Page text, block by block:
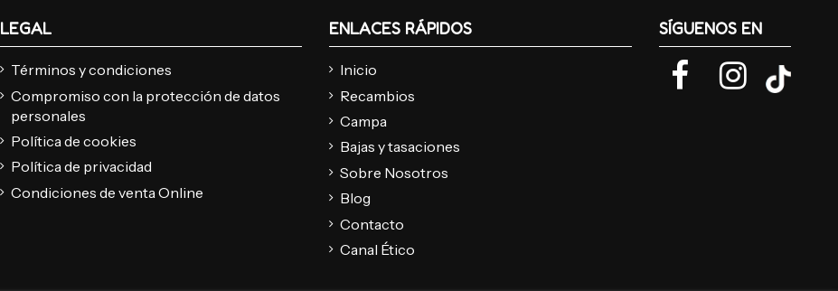
LEGAL
Términos y condiciones
Compromiso con la protección de datos
personales
Política de cookies
Política de privacidad
Condiciones de venta Online
ENLACES RÁPIDOS
Inicio
Recambios
Campa
Bajas y tasaciones
Sobre Nosotros
Blog
Contacto
Canal Ético
SÍGUENOS EN